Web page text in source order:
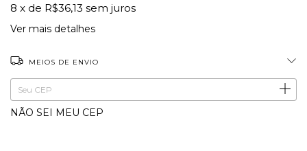
8 x de R$36,13 sem juros
Ver mais detalhes
MEIOS DE ENVIO
Entregas para o CEP: ALTERAR CEP
NÃO SEI MEU CEP